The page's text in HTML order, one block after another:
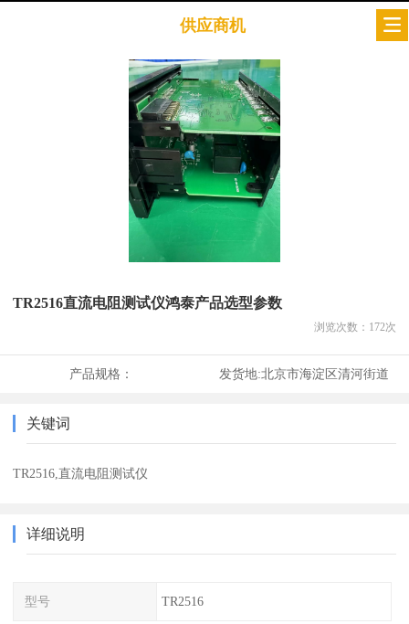
供应商机
TR2516直流电阻测试仪鸿泰产品选型参数
浏览次数： 172次
产品规格： 发货地:北京市海淀区清河街道
关键词
TR2516,直流电阻测试仪
详细说明
型号 TR2516